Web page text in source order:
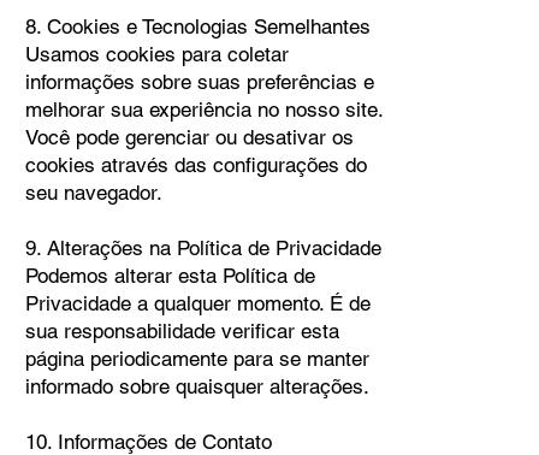
8. Cookies e Tecnologias Semelhantes
Usamos cookies para coletar
informações sobre suas preferências e
melhorar sua experiência no nosso site.
Você pode gerenciar ou desativar os
cookies através das configurações do
seu navegador.
9. Alterações na Política de Privacidade
Podemos alterar esta Política de
Privacidade a qualquer momento. É de
sua responsabilidade verificar esta
página periodicamente para se manter
informado sobre quaisquer alterações.
10. Informações de Contato